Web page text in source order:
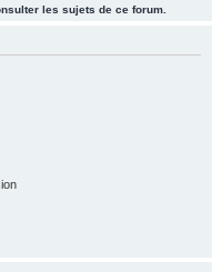
les sujets de ce forum.